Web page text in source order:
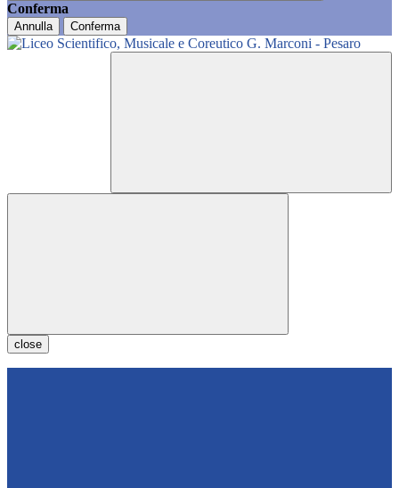
Conferma
Annulla Conferma
close